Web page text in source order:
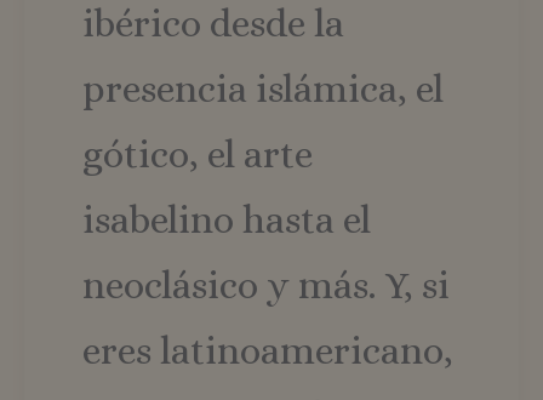
ibérico desde la
presencia islámica, el
gótico, el arte
isabelino hasta el
neoclásico y más. Y, si
eres latinoamericano,